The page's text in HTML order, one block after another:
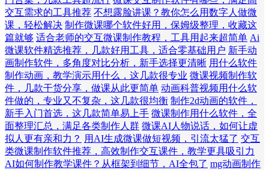
交互需求的工具推荐 不想露脸讲课？教你怎么用数字人做微
课，轻松解决 制作微课哪个软件好用，保姆级整理，收藏这
篇就够 适合老师的交互微课制作教程，工具用起来超简单 Ai
微课软件精选推荐，几款好用工具，适合零基础用户 新手动
画制作软件，多角度对比分析，新手选择更清晰 用什么软件
制作动画，教学演示用什么，这几款很专业 微课视频制作软
件，几款干货分享，做课从此更简单 动画科普视频用什么软
件做的，专业又不复杂，这几款很均衡 制作2d动画的软件，
新手入门首选，这几款简单易上手 微课制作用什么软件，全
面整理汇总，满足各类制作人群 微课AI人物说话，如何让虚
拟人更有亲和力？ 用AI生成微课做短视频，引流太猛了 交互
类微课制作软件推荐，高效制作交互课件，教学更具吸引力
AI如何制作教学课件？从框架到细节，AI全包了 mg动画制作